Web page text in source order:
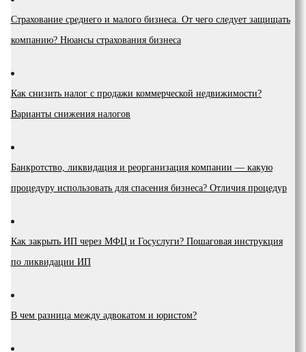
Страхование среднего и малого бизнеса. От чего следует защищать
компанию? Нюансы страхования бизнеса
Как снизить налог с продажи коммерческой недвижимости?
Варианты снижения налогов
Банкротство, ликвидация и реорганизация компании — какую
процедуру использовать для спасения бизнеса? Отличия процедур
Как закрыть ИП через МФЦ и Госуслуги? Пошаговая инструкция
по ликвидации ИП
В чем разница между адвокатом и юристом?